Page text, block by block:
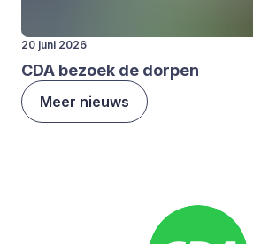
20 juni 2026
CDA bezoek de dor­pen
Meer nieuws